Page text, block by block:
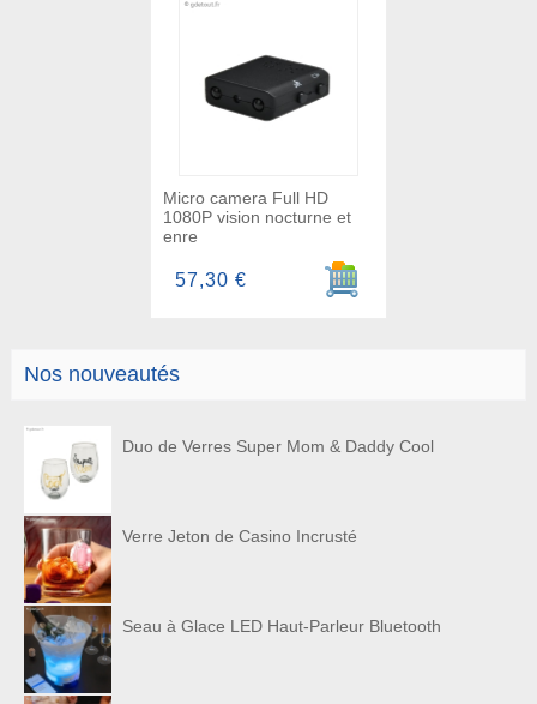
Nos nouveautés
Duo de Verres Super Mom & Daddy Cool
Verre Jeton de Casino Incrusté
Seau à Glace LED Haut-Parleur Bluetooth
Micro camera Full HD
1080P vision nocturne et
enre
Ajouter au panier
57,30 €